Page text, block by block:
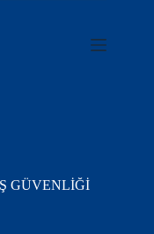
GÜVENLİĞİ